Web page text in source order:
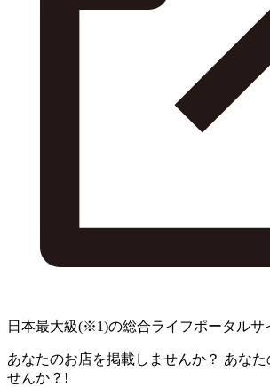
日本最大級(※1)の総合ライフポータルサ
あなたのお店を掲載しませんか？ あなた
せんか？!